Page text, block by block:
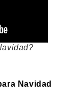
Navidad